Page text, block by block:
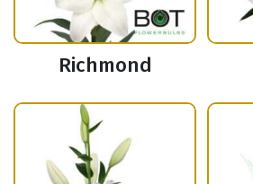
Richmond